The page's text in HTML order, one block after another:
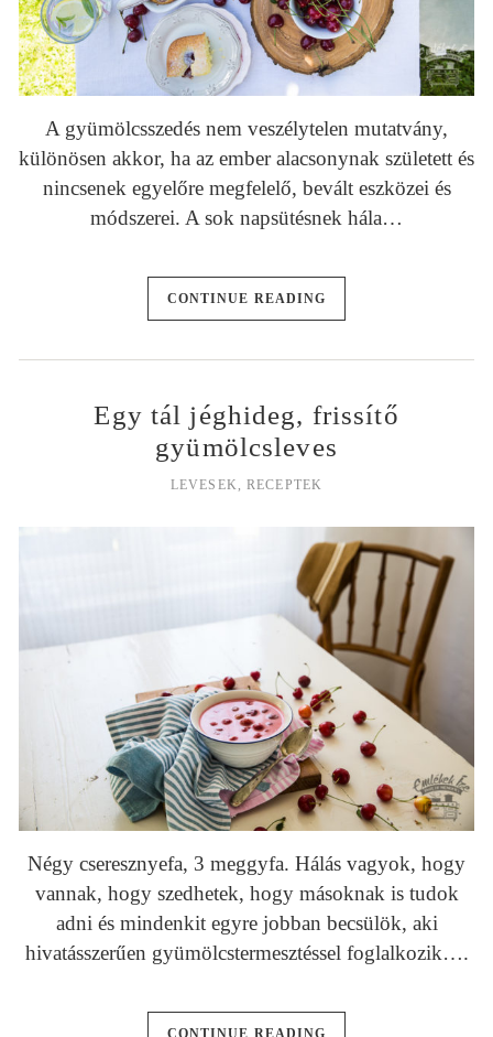
A gyümölcsszedés nem veszélytelen mutatvány,
különösen akkor, ha az ember alacsonynak született és
nincsenek egyelőre megfelelő, bevált eszközei és
módszerei. A sok napsütésnek hála…
CONTINUE READING
Egy tál jéghideg, frissítő
gyümölcsleves
LEVESEK ,RECEPTEK
Négy cseresznyefa, 3 meggyfa. Hálás vagyok, hogy
vannak, hogy szedhetek, hogy másoknak is tudok
adni és mindenkit egyre jobban becsülök, aki
hivatásszerűen gyümölcstermesztéssel foglalkozik….